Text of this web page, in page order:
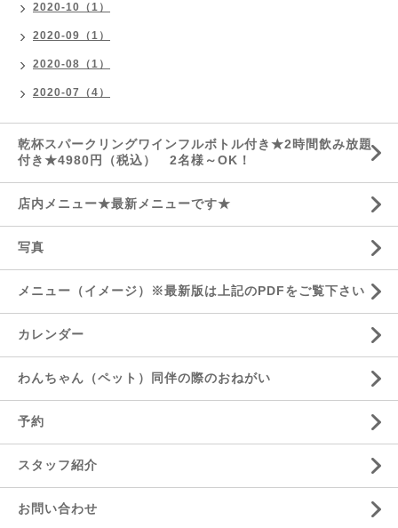
2020-10（1）
2020-09（1）
2020-08（1）
2020-07（4）
乾杯スパークリングワインフルボトル付き★2時間飲み放題
付き★4980円（税込） 2名様～OK！
店内メニュー★最新メニューです★
写真
メニュー（イメージ）※最新版は上記のPDFをご覧下さい
カレンダー
わんちゃん（ペット）同伴の際のおねがい
予約
スタッフ紹介
お問い合わせ